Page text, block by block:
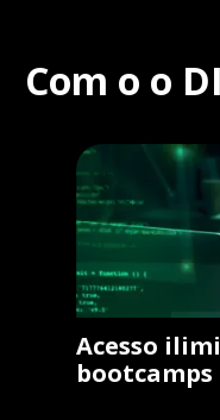
Com o o
Acesso
bootcamps